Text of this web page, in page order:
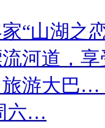
“山湖之
流河道，
旅游大巴…
六…